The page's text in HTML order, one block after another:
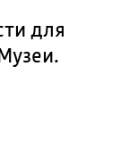
для